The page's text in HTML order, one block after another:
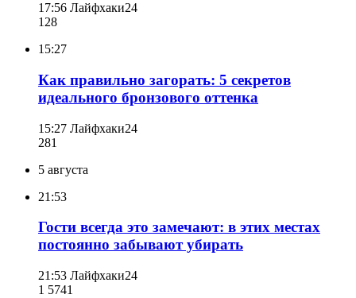
17:56 Лайфхаки24
128
15:27
Как правильно загорать: 5 секретов
идеального бронзового оттенка
15:27 Лайфхаки24
281
5 августа
21:53
Гости всегда это замечают: в этих местах
постоянно забывают убирать
21:53 Лайфхаки24
1 5741